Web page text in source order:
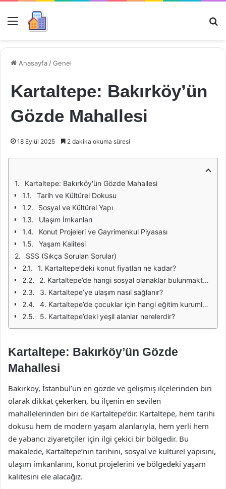
Menü
Anasayfa /Genel
Kartaltepe: Bakırköy’ün
Gözde Mahallesi
18 Eylül 2025 2 dakika okuma süresi
Kartaltepe: Bakırköy'ün Gözde Mahallesi
Tarih ve Kültürel Dokusu
Sosyal ve Kültürel Yapı
Ulaşım İmkanları
Konut Projeleri ve Gayrimenkul Piyasası
Yaşam Kalitesi
SSS (Sıkça Sorulan Sorular)
1. Kartaltepe’deki konut fiyatları ne kadar?
2. Kartaltepe’de hangi sosyal olanaklar bulunmaktadır?
3. Kartaltepe’ye ulaşım nasıl sağlanır?
4. Kartaltepe’de çocuklar için hangi eğitim kurumları bulunmaktadır?
5. Kartaltepe’deki yeşil alanlar nerelerdir?
Kartaltepe: Bakırköy’ün Gözde
Mahallesi
Bakırköy, İstanbul’un en gözde ve gelişmiş ilçelerinden biri
olarak dikkat çekerken, bu ilçenin en sevilen
mahallelerinden biri de Kartaltepe’dir. Kartaltepe, hem tarihi
dokusu hem de modern yaşam alanlarıyla, hem yerli hem
de yabancı ziyaretçiler için ilgi çekici bir bölgedir. Bu
makalede, Kartaltepe’nin tarihini, sosyal ve kültürel yapısını,
ulaşım imkanlarını, konut projelerini ve bölgedeki yaşam
kalitesini ele alacağız.